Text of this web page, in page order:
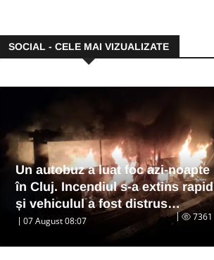
SOCIAL - CELE MAI VIZUALIZATE
Un autobuz a luat foc azi-noapte
în Cluj. Incendiul s-a extins rapid
și vehiculul a fost distrus…
07 August 08:07 7361